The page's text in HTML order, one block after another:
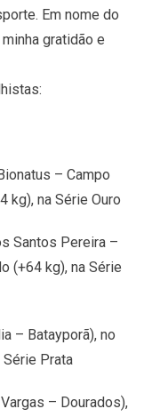
Em nome do
gratidão e
– Campo
kg), na Série Ouro
Santos Pereira –
(+64 kg), na Série
– Batayporã), no
Prata
– Dourados),